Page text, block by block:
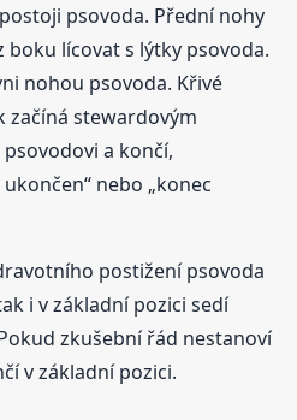
psovoda. Přední nohy
boku lícovat s lýtky psovoda.
nohou psovoda. Křivé
začíná stewardovým
a končí,
nebo „konec
postižení psovoda
i v základní pozici sedí
zkušební řád nestanoví
v základní pozici.